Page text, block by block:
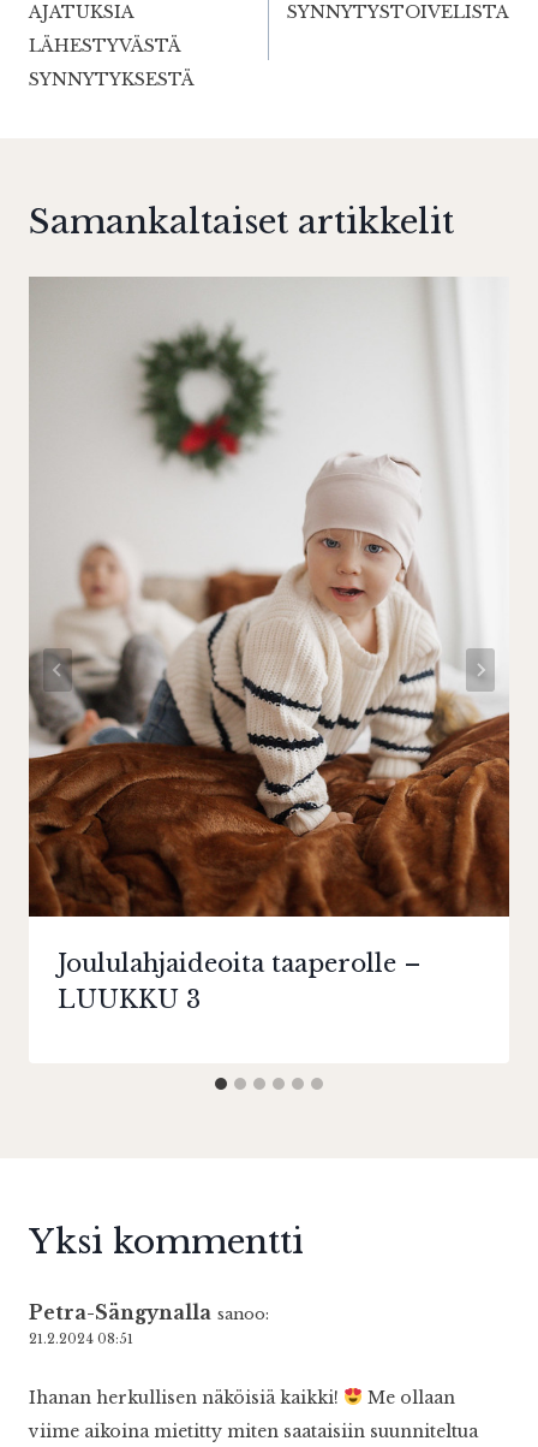
selaus
AJATUKSIA
LÄHESTYVÄSTÄ
SYNNYTYKSESTÄ
SYNNYTYSTOIVELISTA
Samankaltaiset artikkelit
Joululahjaideoita taaperolle –
LUUKKU 3
Yksi kommentti
Petra-Sängynalla sanoo:
21.2.2024 08:51
Ihanan herkullisen näköisiä kaikki!
Me ollaan
viime aikoina mietitty miten saataisiin suunniteltua